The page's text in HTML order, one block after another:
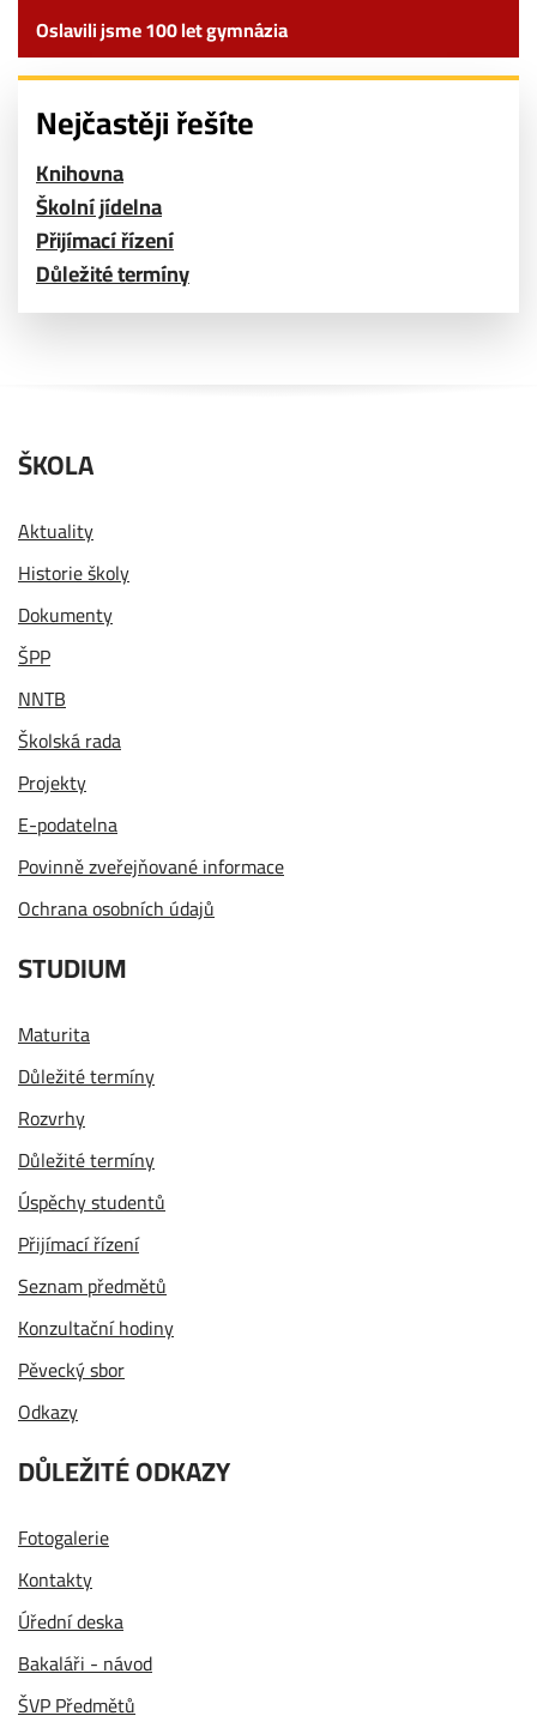
Oslavili jsme 100 let gymnázia
Nejčastěji řešíte
Knihovna
Školní jídelna
Přijímací řízení
Důležité termíny
ŠKOLA
Aktuality
Historie školy
Dokumenty
ŠPP
NNTB
Školská rada
Projekty
E-podatelna
Povinně zveřejňované informace
Ochrana osobních údajů
STUDIUM
Maturita
Důležité termíny
Rozvrhy
Důležité termíny
Úspěchy studentů
Přijímací řízení
Seznam předmětů
Konzultační hodiny
Pěvecký sbor
Odkazy
DŮLEŽITÉ ODKAZY
Fotogalerie
Kontakty
Úřední deska
Bakaláři - návod
ŠVP Předmětů